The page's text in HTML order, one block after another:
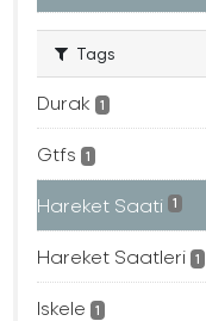
Tags
Durak 1
Gtfs 1
Hareket Saati 1
Hareket Saatleri 1
Iskele 1